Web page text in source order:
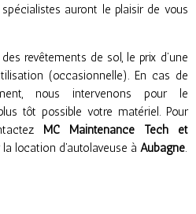
auront le plaisir de vous
revêtements de sol, le prix d’une
(occasionnelle). En cas de
nous intervenons pour le
tôt possible votre matériel. Pour
MC Maintenance Tech et
location d’autolaveuse à Aubagne.